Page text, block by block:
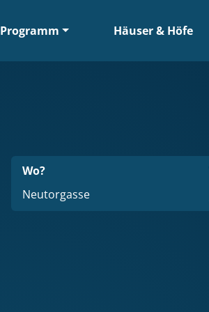
Programm Häuser & Höfe
Wo?
Neutorgasse